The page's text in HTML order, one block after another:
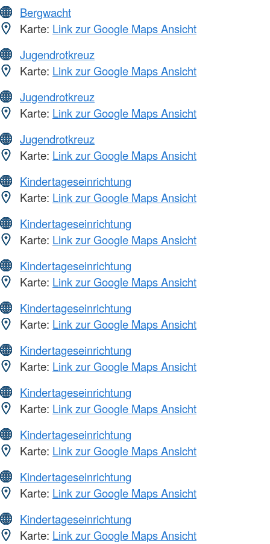
Bergwacht
Karte: Link zur Google Maps Ansicht
Jugendrotkreuz
Karte: Link zur Google Maps Ansicht
Jugendrotkreuz
Karte: Link zur Google Maps Ansicht
Jugendrotkreuz
Karte: Link zur Google Maps Ansicht
Kindertageseinrichtung
Karte: Link zur Google Maps Ansicht
Kindertageseinrichtung
Karte: Link zur Google Maps Ansicht
Kindertageseinrichtung
Karte: Link zur Google Maps Ansicht
Kindertageseinrichtung
Karte: Link zur Google Maps Ansicht
Kindertageseinrichtung
Karte: Link zur Google Maps Ansicht
Kindertageseinrichtung
Karte: Link zur Google Maps Ansicht
Kindertageseinrichtung
Karte: Link zur Google Maps Ansicht
Kindertageseinrichtung
Karte: Link zur Google Maps Ansicht
Kindertageseinrichtung
Karte: Link zur Google Maps Ansicht